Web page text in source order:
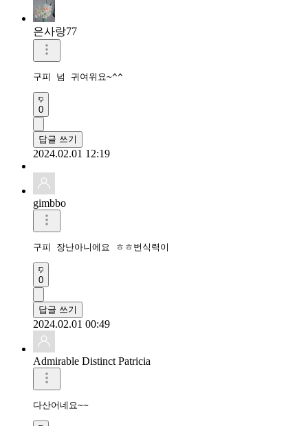
은사랑77
구피 넘 귀여위요~^^
0
답글 쓰기
2024.02.01 12:19
gimbbo
구피 장난아니에요 ㅎㅎ번식력이
0
답글 쓰기
2024.02.01 00:49
Admirable Distinct Patricia
다산어네요~~